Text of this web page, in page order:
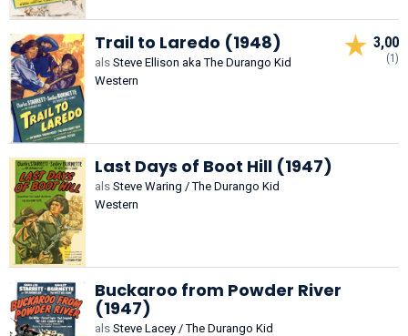
Trail to Laredo (1948)
als Steve Ellison aka The Durango Kid
Western
3,00
(1)
Last Days of Boot Hill (1947)
als Steve Waring / The Durango Kid
Western
Buckaroo from Powder River
(1947)
als Steve Lacey / The Durango Kid